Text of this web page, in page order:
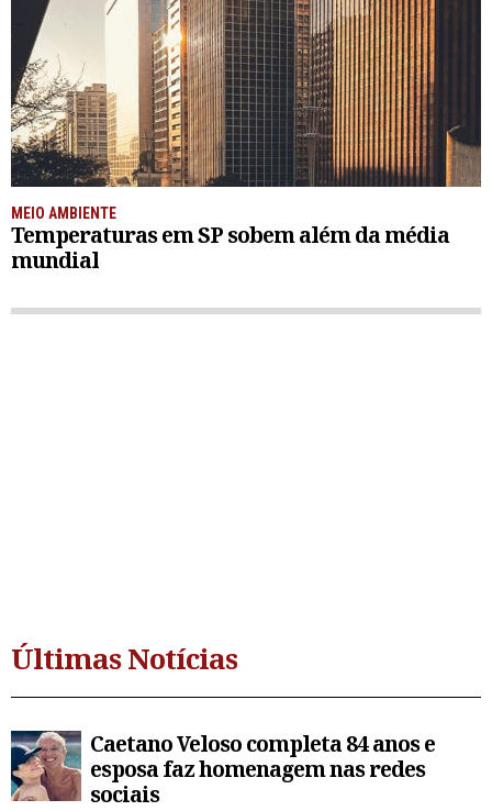
MEIO AMBIENTE
Temperaturas em SP sobem além da média
mundial
Últimas Notícias
Caetano Veloso completa 84 anos e
esposa faz homenagem nas redes
sociais